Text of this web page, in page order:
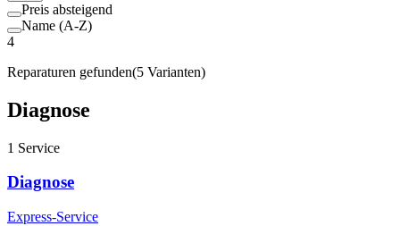
Preis absteigend
Name (A-Z)
4
Reparaturen gefunden(5 Varianten)
Diagnose
1 Service
Diagnose
Express-Service